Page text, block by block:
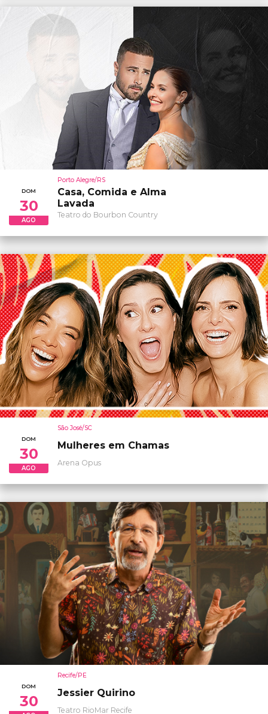
DOM
30
AGO
Porto Alegre/RS
Casa, Comida e Alma
Lavada
Teatro do Bourbon Country
DOM
30
AGO
São José/SC
Mulheres em Chamas
Arena Opus
DOM
30
Recife/PE
Jessier Quirino
Teatro RioMar Recife